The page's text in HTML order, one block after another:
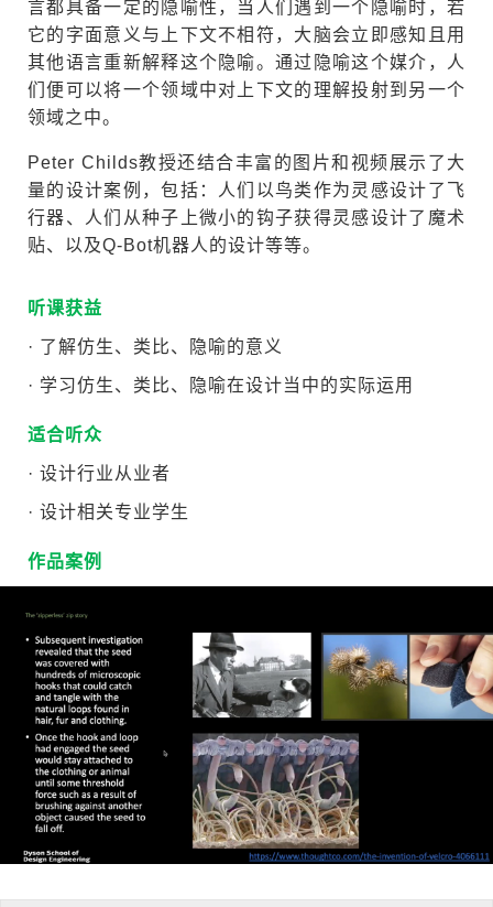
言都具备一定的隐喻性，当人们遇到一个隐喻时，若
它的字面意义与上下文不相符，大脑会立即感知且用
其他语言重新解释这个隐喻。通过隐喻这个媒介，人
们便可以将一个领域中对上下文的理解投射到另一个
领域之中。
Peter Childs教授还结合丰富的图片和视频展示了大
量的设计案例，包括：人们以鸟类作为灵感设计了飞
行器、人们从种子上微小的钩子获得灵感设计了魔术
贴、以及Q-Bot机器人的设计等等。
听课获益
· 了解仿生、类比、隐喻的意义
· 学习仿生、类比、隐喻在设计当中的实际运用
适合听众
· 设计行业从业者
· 设计相关专业学生
作品案例